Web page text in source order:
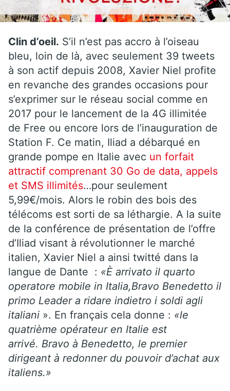
Clin d’oeil. S’il n’est pas accro à l’oiseau
bleu, loin de là, avec seulement 39 tweets
à son actif depuis 2008, Xavier Niel profite
en revanche des grandes occasions pour
s’exprimer sur le réseau social comme en
2017 pour le lancement de la 4G illimitée
de Free ou encore lors de l’inauguration de
Station F. Ce matin, Iliad a débarqué en
grande pompe en Italie avec un forfait
attractif comprenant 30 Go de data, appels
et SMS illimités…pour seulement
5,99€/mois. Alors le robin des bois des
télécoms est sorti de sa léthargie. A la suite
de la conférence de présentation de l’offre
d’Iliad visant à révolutionner le marché
italien, Xavier Niel a ainsi twitté dans la
langue de Dante : «È arrivato il quarto
operatore mobile in Italia,Bravo Benedetto il
primo Leader a ridare indietro i soldi agli
italiani ». En français cela donne : «le
quatrième opérateur en Italie est
arrivé. Bravo à Benedetto, le premier
dirigeant à redonner du pouvoir d’achat aux
italiens.»